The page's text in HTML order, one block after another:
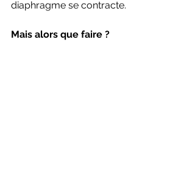
diaphragme se contracte.
Mais alors que faire ?